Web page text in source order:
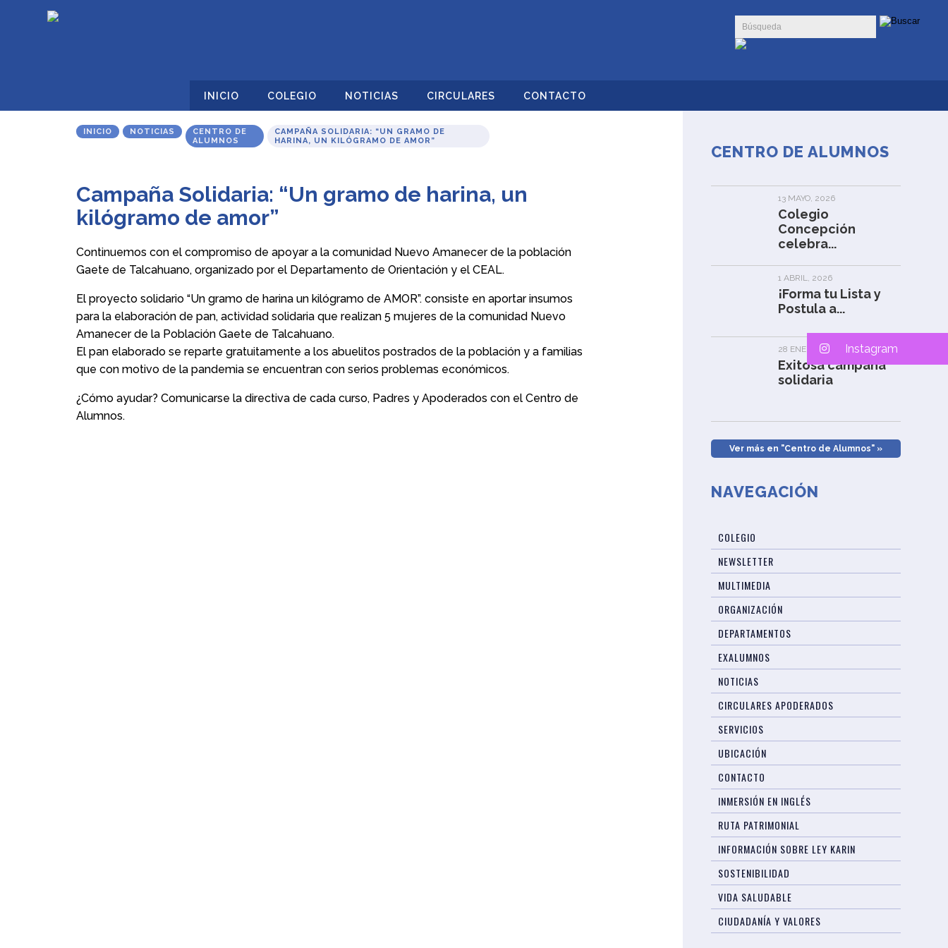
INICIO COLEGIO NOTICIAS CIRCULARES CONTACTO
INICIO NOTICIAS
CENTRO DE
ALUMNOS
CAMPAÑA SOLIDARIA: “UN GRAMO DE
HARINA, UN KILÓGRAMO DE AMOR”
Campaña Solidaria: “Un gramo de harina, un
kilógramo de amor”
Continuemos con el compromiso de apoyar a la comunidad Nuevo Amanecer de la población
Gaete de Talcahuano, organizado por el Departamento de Orientación y el CEAL.
El proyecto solidario “Un gramo de harina un kilógramo de AMOR”. consiste en aportar insumos
para la elaboración de pan, actividad solidaria que realizan 5 mujeres de la comunidad Nuevo
Amanecer de la Población Gaete de Talcahuano.
El pan elaborado se reparte gratuitamente a los abuelitos postrados de la población y a familias
que con motivo de la pandemia se encuentran con serios problemas económicos.
¿Cómo ayudar? Comunicarse la directiva de cada curso, Padres y Apoderados con el Centro de
Alumnos.
CENTRO DE ALUMNOS
13 MAYO, 2026
Colegio
Concepción
celebra...
1 ABRIL, 2026
¡Forma tu Lista y
Postula a...
28 ENERO, 2026
Exitosa campaña
solidaria
Ver más en "Centro de Alumnos" »
NAVEGACIÓN
COLEGIO
NEWSLETTER
MULTIMEDIA
ORGANIZACIÓN
DEPARTAMENTOS
EXALUMNOS
NOTICIAS
CIRCULARES APODERADOS
SERVICIOS
UBICACIÓN
CONTACTO
INMERSIÓN EN INGLÉS
RUTA PATRIMONIAL
INFORMACIÓN SOBRE LEY KARIN
SOSTENIBILIDAD
VIDA SALUDABLE
CIUDADANÍA Y VALORES
Instagram